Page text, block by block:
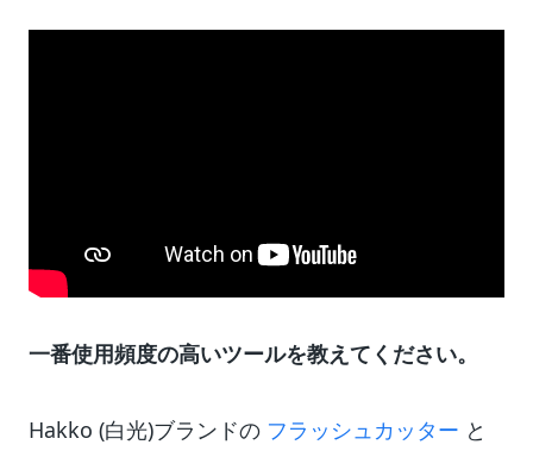
一番使用頻度の高いツールを教えてください。
Hakko (白光)ブランドの フラッシュカッター と